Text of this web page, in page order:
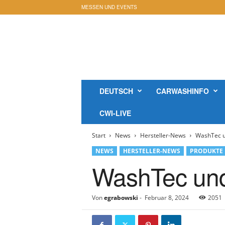
MESSEN UND EVENTS
DEUTSCH CARWASHINFO
CWI-LIVE
Start News Hersteller-News
WashTec
NEWS
HERSTELLER-NEWS PRODUKTE
WashTec
Von egrabowski - Februar 8, 2024 2051